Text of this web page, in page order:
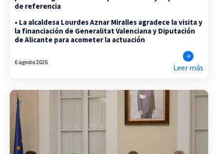
de referencia
• La alcaldesa Lourdes Aznar Miralles agradece la visita y
la financiación de Generalitat Valenciana y Diputación
de Alicante para acometer la actuación
6 agosto 2026
Leer más